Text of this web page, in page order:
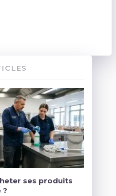
ses produits
?